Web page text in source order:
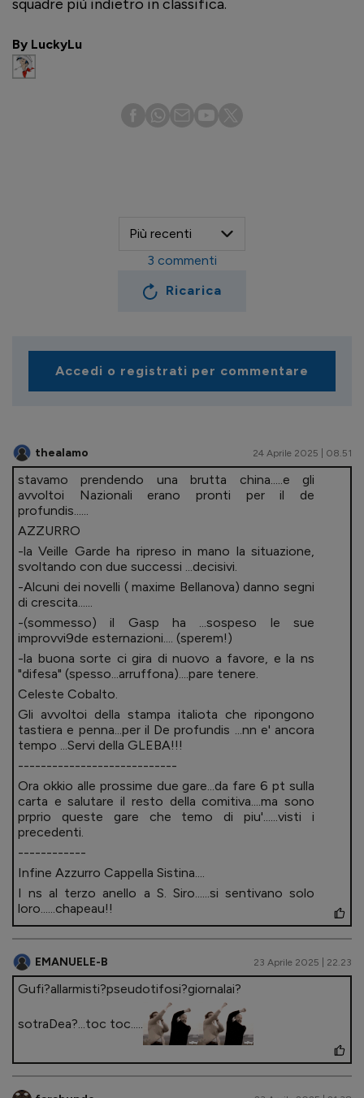
squadre più indietro in classifica.
By LuckyLu
Ricarica
3 commenti
Accedi o registrati per commentare
thealamo 24 Aprile 2025 | 08.51
stavamo prendendo una brutta china.....e gli
avvoltoi Nazionali erano pronti per il de
profundis......
AZZURRO
-la Veille Garde ha ripreso in mano la situazione,
svoltando con due successi ...decisivi.
-Alcuni dei novelli ( maxime Bellanova) danno segni
di crescita......
-(sommesso) il Gasp ha ...sospeso le sue
improvvi9de esternazioni.... (sperem!)
-la buona sorte ci gira di nuovo a favore, e la ns
"difesa" (spesso...arruffona)....pare tenere.
Celeste Cobalto.
Gli avvoltoi della stampa italiota che ripongono
tastiera e penna...per il De profundis ...nn e' ancora
tempo ...Servi della GLEBA!!!
----------------------------
Ora okkio alle prossime due gare...da fare 6 pt sulla
carta e salutare il resto della comitiva....ma sono
prprio queste gare che temo di piu'......visti i
precedenti.
------------
Infine Azzurro Cappella Sistina....
I ns al terzo anello a S. Siro......si sentivano solo
loro......chapeau!!
EMANUELE-B 23 Aprile 2025 | 22.23
Gufi?allarmisti?pseudotifosi?giornalai?
sotraDea?...toc toc.....